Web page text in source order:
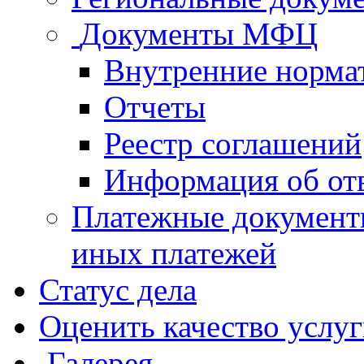
Документы МФЦ
Внутренние
Отчеты
Реестр соглашений
Информация об
Платежные
иных платежей
Статус дела
Оценить качество